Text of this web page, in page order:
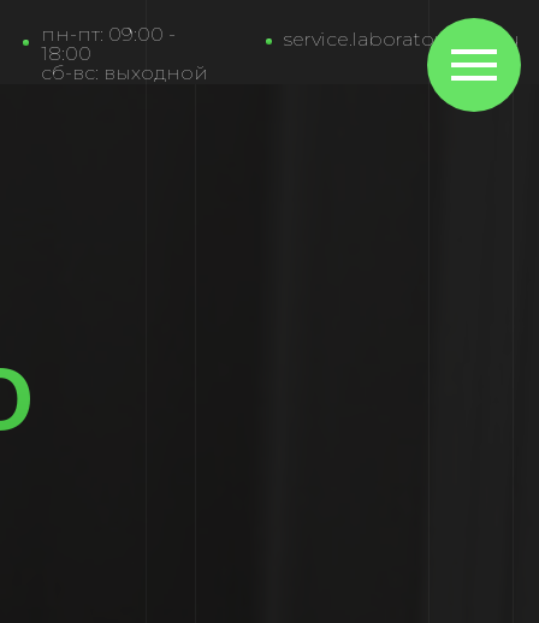
service.laboratory@bk.ru
пн-пт: 09:00 -
18:00
сб-вс: выходной